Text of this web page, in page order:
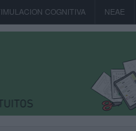
COGNITIVA NEAE